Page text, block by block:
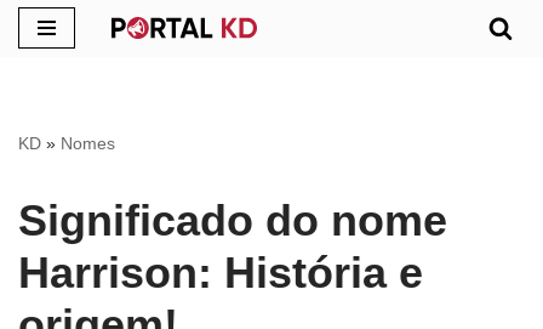
conteúdo
KD » Nomes
Significado do nome
Harrison: História e